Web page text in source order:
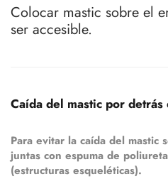
Colocar mastic sobre el
ser accesible.
Caída del mastic por
Para evitar la caída del mastic
juntas con espuma de
(estructuras esqueléticas).